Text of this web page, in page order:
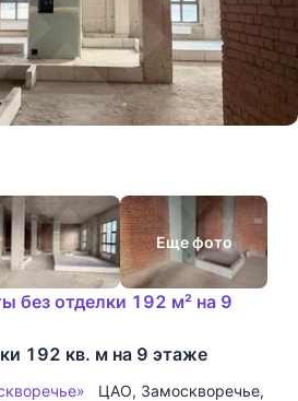
Еще фото
без отделки 192 м² на 9
192 кв. м на 9 этаже
ЦАО, Замоскворечье,